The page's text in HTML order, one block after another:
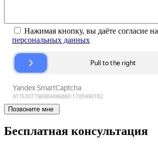
Нажимая кнопку, вы даёте согласие на
персональных данных
Позвоните мне
Бесплатная консультация